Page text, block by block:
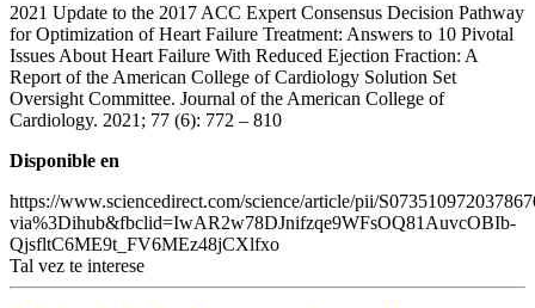
2021 Update to the 2017 ACC Expert Consensus Decision Pathway
for Optimization of Heart Failure Treatment: Answers to 10 Pivotal
Issues About Heart Failure With Reduced Ejection Fraction: A
Report of the American College of Cardiology Solution Set
Oversight Committee. Journal of the American College of
Cardiology. 2021; 77 (6): 772 – 810
Disponible en
https://www.sciencedirect.com/science/article/pii/
via%3Dihub&fbclid=IwAR2w78DJnifzqe9WFsOQ81AuvcOBIb-
QjsfltC6ME9t_FV6MEz48jCXlfxo
Tal vez te interese